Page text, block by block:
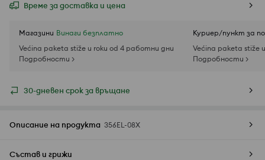
Време за доставка и цена
Магазини Винаги безплатно
Većina paketa stiže u roku od 4 работни дни
Подробности >
Куриер/пункт за
Većina paketa stiže
Подробности >
30-дневен срок за връщане
Описание на продукта 356EL-08X
Състав и грижи